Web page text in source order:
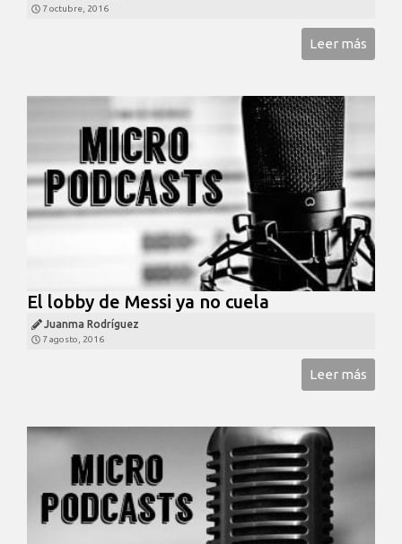
7 octubre, 2016
Leer más
El lobby de Messi ya no cuela
Juanma Rodríguez
7 agosto, 2016
Leer más